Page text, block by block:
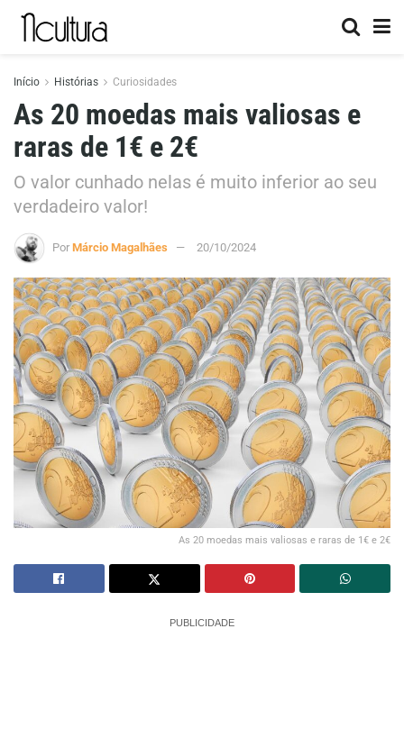
Início Histórias Curiosidades
As 20 moedas mais valiosas e
raras de 1€ e 2€
O valor cunhado nelas é muito inferior ao seu
verdadeiro valor!
Por Márcio Magalhães 20/10/2024
As 20 moedas mais valiosas e raras de 1€ e 2€
PUBLICIDADE